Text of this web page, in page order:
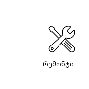
რემონტი